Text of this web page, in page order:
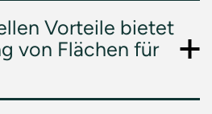
Vorteile bietet
von Flächen für